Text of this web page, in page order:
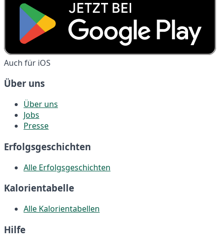
Auch für iOS
Über uns
Über uns
Jobs
Presse
Erfolgsgeschichten
Alle Erfolgsgeschichten
Kalorientabelle
Alle Kalorientabellen
Hilfe